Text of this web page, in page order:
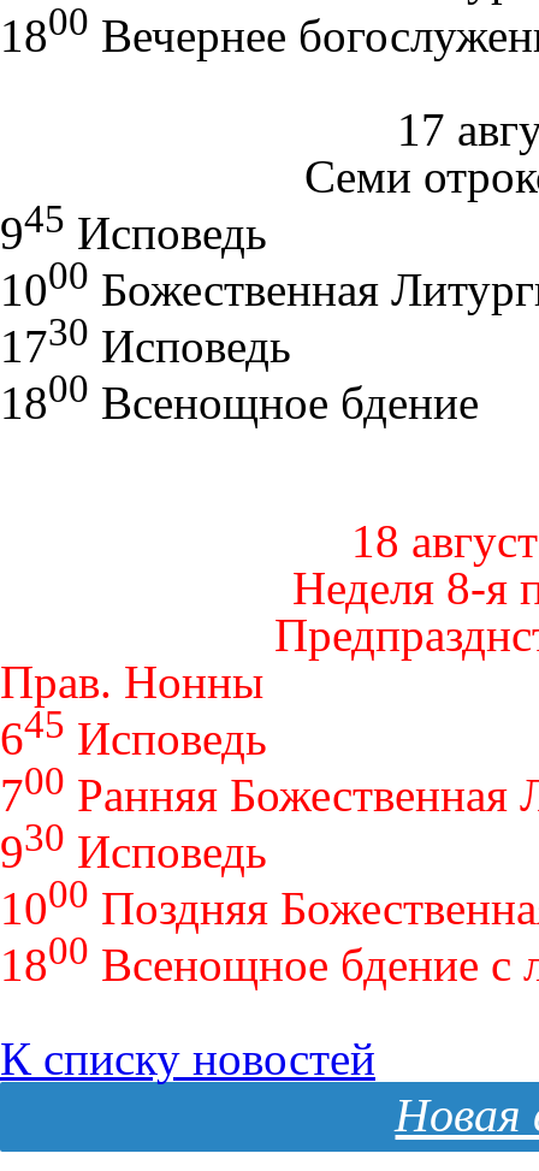
1800 Вечернее
17
Семи
945 Исповедь
1000 Божественная
1730 Исповедь
1800 Всенощное бдение
18
Неделя 8-я
Прав. Нонны
645 Исповедь
700 Ранняя Божественная
930 Исповедь
1000 Поздняя
1800 Всенощное бдение с
К списку новостей
Новая